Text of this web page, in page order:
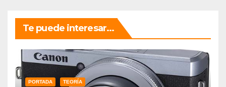
Te puede interesar...
PORTADA TEORÍA